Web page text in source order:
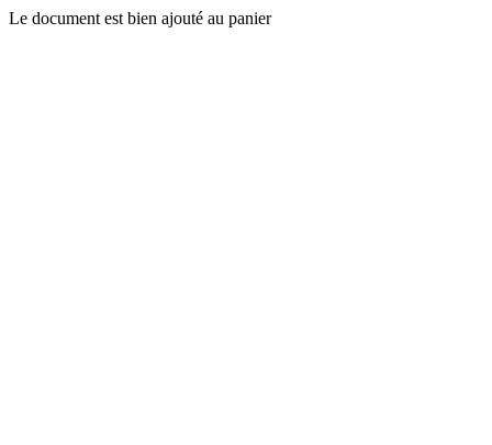
Le document est bien ajouté au panier